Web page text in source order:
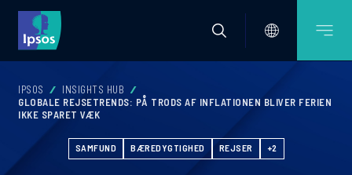
IPSOS
INSIGHTS HUB
GLOBALE REJSETRENDS: PÅ TRODS AF INFLATIONEN BLIVER FERIEN
IKKE SPARET VÆK
SAMFUND BÆREDYGTIGHED REJSER +2